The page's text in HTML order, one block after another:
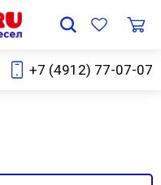
+7 (4912) 77-07-07